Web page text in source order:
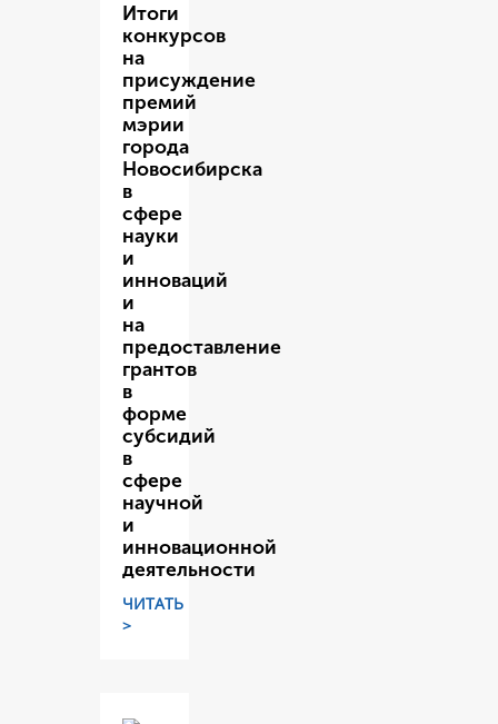
Итоги
конкурсов
на
присуждение
премий
мэрии
города
Новосибирска
в
сфере
науки
и
инноваций
и
на
предоставление
грантов
в
форме
субсидий
в
сфере
научной
и
инновационной
деятельности
ЧИТАТЬ
>